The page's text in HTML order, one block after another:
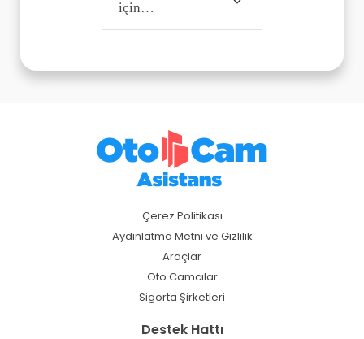
için…
Çerez Politikası
Aydınlatma Metni ve Gizlilik
Araçlar
Oto Camcılar
Sigorta Şirketleri
Destek Hattı